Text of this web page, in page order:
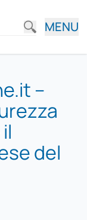
MENU
–
del